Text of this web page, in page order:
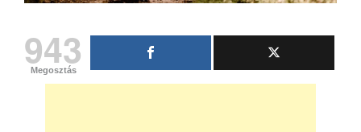
943
Megosztás